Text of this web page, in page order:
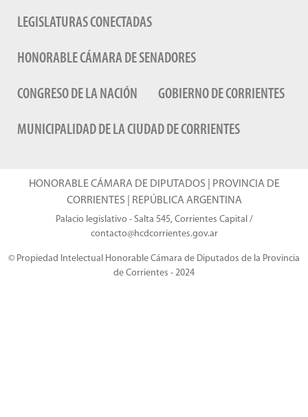
LEGISLATURAS CONECTADAS
HONORABLE CÁMARA DE SENADORES
CONGRESO DE LA NACIÓN GOBIERNO DE CORRIENTES
MUNICIPALIDAD DE LA CIUDAD DE CORRIENTES
HONORABLE CÁMARA DE DIPUTADOS | PROVINCIA DE
CORRIENTES | REPÚBLICA ARGENTINA
Palacio legislativo - Salta 545, Corrientes Capital /
contacto@hcdcorrientes.gov.ar
© Propiedad Intelectual Honorable Cámara de Diputados de la Provincia
de Corrientes - 2024